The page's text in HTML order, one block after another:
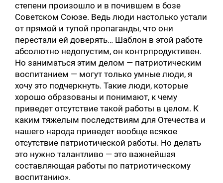
степени произошло и в почившем в бозе
Советском Союзе. Ведь люди настолько устали
от прямой и тупой пропаганды, что они
перестали ей доверять… Шаблон в этой работе
абсолютно недопустим, он контрпродуктивен.
Но заниматься этим делом — патриотическим
воспитанием — могут только умные люди, я
хочу это подчеркнуть. Такие люди, которые
хорошо образованы и понимают, к чему
приведет отсутствие такой работы в целом. К
каким тяжелым последствиям для Отечества и
нашего народа приведет вообще всякое
отсутствие патриотической работы. Но делать
это нужно талантливо — это важнейшая
составляющая работы по патриотическому
воспитанию».